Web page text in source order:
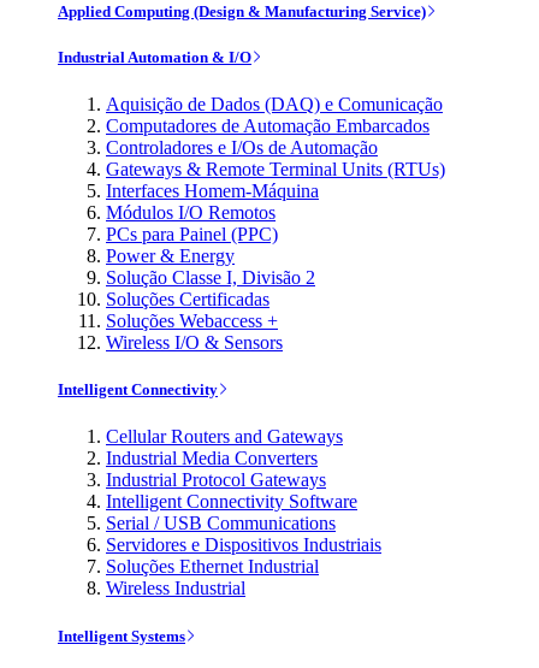
Applied Computing (Design & Manufacturing Service)
Industrial Automation & I/O
Aquisição de Dados (DAQ) e Comunicação
Computadores de Automação Embarcados
Controladores e I/Os de Automação
Gateways & Remote Terminal Units (RTUs)
Interfaces Homem-Máquina
Módulos I/O Remotos
PCs para Painel (PPC)
Power & Energy
Solução Classe I, Divisão 2
Soluções Certificadas
Soluções Webaccess +
Wireless I/O & Sensors
Intelligent Connectivity
Cellular Routers and Gateways
Industrial Media Converters
Industrial Protocol Gateways
Intelligent Connectivity Software
Serial / USB Communications
Servidores e Dispositivos Industriais
Soluções Ethernet Industrial
Wireless Industrial
Intelligent Systems